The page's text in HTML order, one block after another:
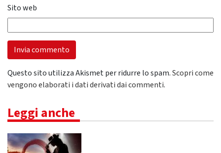
Sito web
Questo sito utilizza Akismet per ridurre lo spam.Scopri come
vengono elaborati i dati derivati dai commenti.
Leggi anche